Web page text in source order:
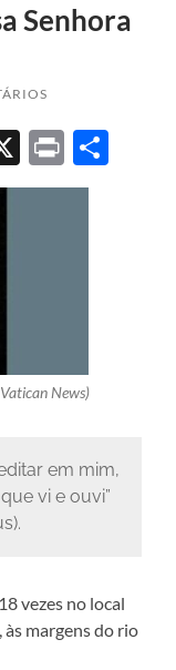
Senhora
X Print
News)
em mim,
vi e ouvi”
vezes no local
margens do rio